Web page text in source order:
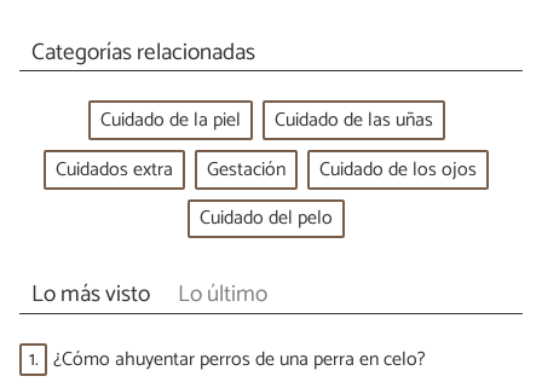
Categorías relacionadas
Cuidado de la piel
Cuidado de las uñas
Cuidados extra
Gestación
Cuidado de los ojos
Cuidado del pelo
Lo más visto Lo último
1. ¿Cómo ahuyentar perros de una perra en celo?